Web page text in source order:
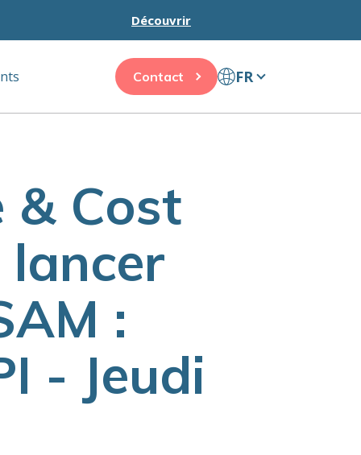
Découvrir
Contact FR
& Cost
lancer
:
- Jeudi